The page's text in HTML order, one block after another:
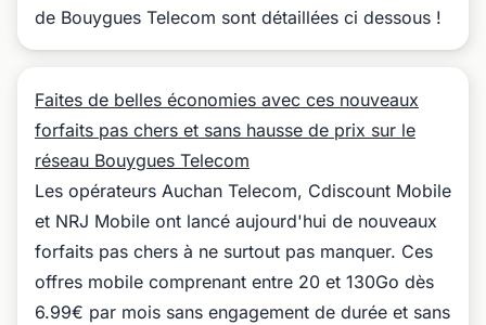
de Bouygues Telecom sont détaillées ci dessous !
Faites de belles économies avec ces nouveaux
forfaits pas chers et sans hausse de prix sur le
réseau Bouygues Telecom
Les opérateurs Auchan Telecom, Cdiscount Mobile
et NRJ Mobile ont lancé aujourd'hui de nouveaux
forfaits pas chers à ne surtout pas manquer. Ces
offres mobile comprenant entre 20 et 130Go dès
6.99€ par mois sans engagement de durée et sans